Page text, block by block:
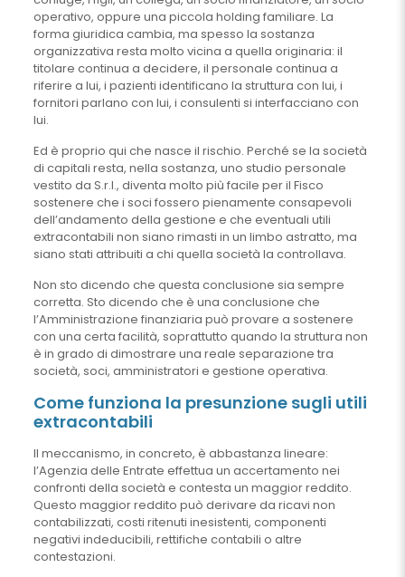
operativo, oppure una piccola holding familiare. La
forma giuridica cambia, ma spesso la sostanza
organizzativa resta molto vicina a quella originaria: il
titolare continua a decidere, il personale continua a
riferire a lui, i pazienti identificano la struttura con lui, i
fornitori parlano con lui, i consulenti si interfacciano con
lui.
Ed è proprio qui che nasce il rischio. Perché se la società
di capitali resta, nella sostanza, uno studio personale
vestito da S.r.l., diventa molto più facile per il Fisco
sostenere che i soci fossero pienamente consapevoli
dell’andamento della gestione e che eventuali utili
extracontabili non siano rimasti in un limbo astratto, ma
siano stati attribuiti a chi quella società la controllava.
Non sto dicendo che questa conclusione sia sempre
corretta. Sto dicendo che è una conclusione che
l’Amministrazione finanziaria può provare a sostenere
con una certa facilità, soprattutto quando la struttura non
è in grado di dimostrare una reale separazione tra
società, soci, amministratori e gestione operativa.
Come funziona la presunzione sugli utili
extracontabili
Il meccanismo, in concreto, è abbastanza lineare:
l’Agenzia delle Entrate effettua un accertamento nei
confronti della società e contesta un maggior reddito.
Questo maggior reddito può derivare da ricavi non
contabilizzati, costi ritenuti inesistenti, componenti
negativi indeducibili, rettifiche contabili o altre
contestazioni.